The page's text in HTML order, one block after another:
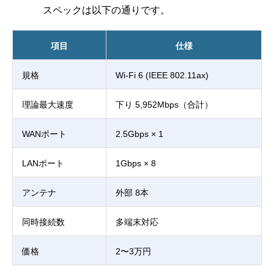
スペックは以下の通りです。
項目 仕様
規格 Wi-Fi 6 (IEEE 802.11ax)
理論最大速度 下り 5,952Mbps（合計）
WANポート 2.5Gbps × 1
LANポート 1Gbps × 8
アンテナ 外部 8本
同時接続数 多端末対応
価格 2〜3万円